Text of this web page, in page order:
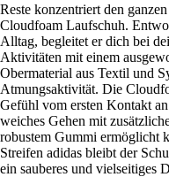
Reste konzentriert den
Cloudfoam Laufschuh.
Alltag, begleitet er dich bei
Aktivitäten mit einem
Obermaterial aus Textil und
Atmungsaktivität. Die
Gefühl vom ersten Kontakt
weiches Gehen mit
robustem Gummi ermöglicht
Streifen adidas bleibt der
ein sauberes und vielseitiges